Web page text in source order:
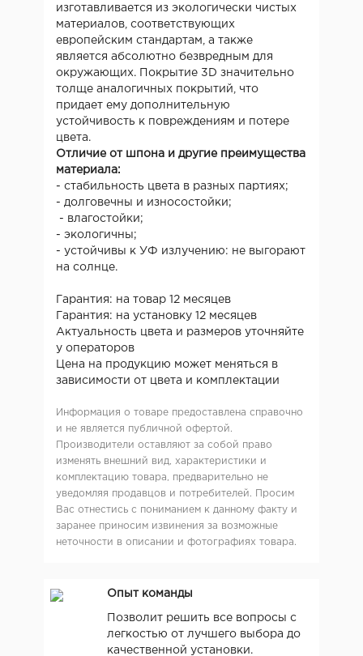
изготавливается из экологически чистых
материалов, соответствующих
европейским стандартам, а также
является абсолютно безвредным для
окружающих. Покрытие 3D значительно
толще аналогичных покрытий, что
придает ему дополнительную
устойчивость к повреждениям и потере
цвета.
Отличие от шпона и другие преимущества
материала:
- стабильность цвета в разных партиях;
- долговечны и износостойки;
- влагостойки;
- экологичны;
- устойчивы к УФ излучению: не выгорают
на солнце.
Гарантия: на товар 12 месяцев
Гарантия: на установку 12 месяцев
Актуальность цвета и размеров уточняйте
у операторов
Цена на продукцию может меняться в
зависимости от цвета и комплектации
Информация о товаре предоставлена справочно
и не является публичной офертой.
Производители оставляют за собой право
изменять внешний вид, характеристики и
комплектацию товара, предварительно не
уведомляя продавцов и потребителей. Просим
Вас отнестись с пониманием к данному факту и
заранее приносим извинения за возможные
неточности в описании и фотографиях товара.
Опыт команды
Позволит решить все вопросы с
легкостью от лучшего выбора до
качественной установки.